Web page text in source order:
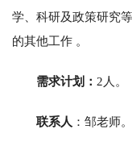
学、科研及政策研究
的其他工作 。
需求计划： 2人。
联系人 ：邹老师。